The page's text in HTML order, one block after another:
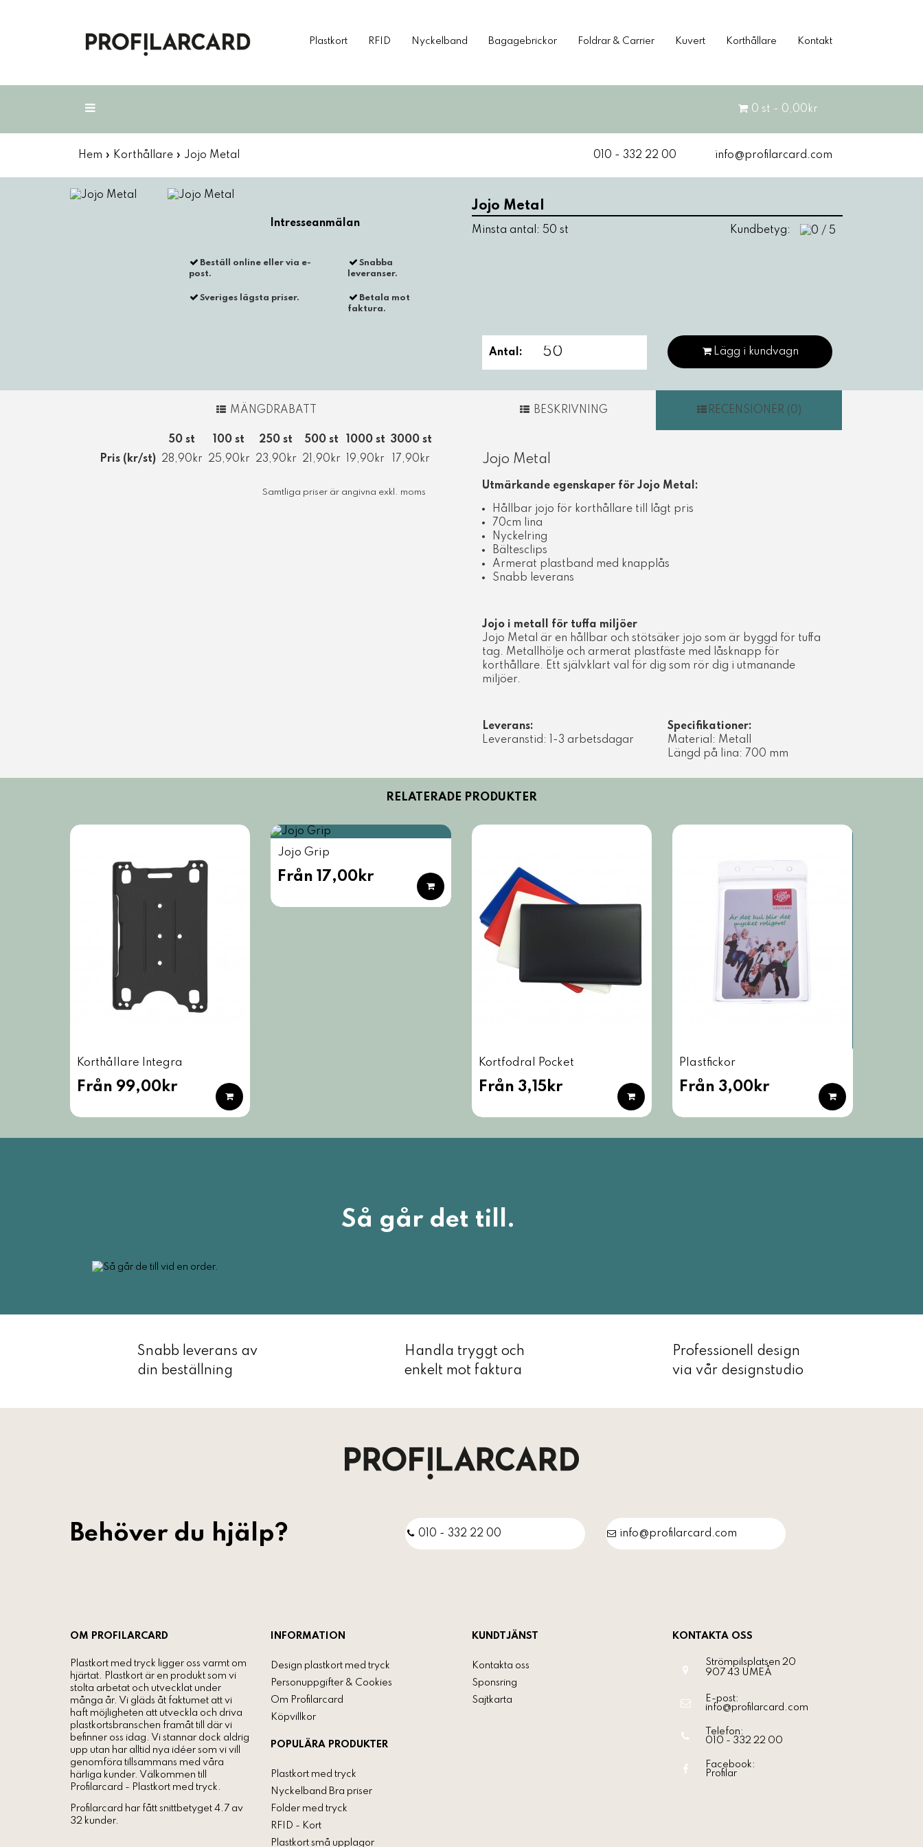
Plastkort RFID Nyckelband Bagagebrickor Foldrar & Carrier Kuvert Korthållare Kontakt
Plastkort med tryck
RFID
Folierade påsar
Bagagebrickor
0 st - 0,00kr
Hem » Korthållare » Jojo Metal 010 - 332 22 00 info@profilarcard.com
Beställ online eller via e-
post.
Sveriges lägsta priser.
Snabba
leveranser.
Betala mot
faktura.
Jojo Metal
Minsta antal: 50 st Kundbetyg:
Antal: Lägg i kundvagn
MÄNGDRABATT
50 st 100 st 250 st 500 st 1000 st 3000 st
Pris (kr/st) 28,90kr 25,90kr 23,90kr 21,90kr 19,90kr 17,90kr
Samtliga priser är angivna exkl. moms
BESKRIVNING RECENSIONER (0)
Jojo Metal
Utmärkande egenskaper för Jojo Metal:
Hållbar jojo för korthållare till lågt pris
70cm lina
Nyckelring
Bältesclips
Armerat plastband med knapplås
Snabb leverans
Jojo i metall för tuffa miljöer
Jojo Metal är en hållbar och stötsäker jojo som är byggd för tuffa
tag. Metallhölje och armerat plastfäste med låsknapp för
korthållare. Ett självklart val för dig som rör dig i utmanande
miljöer.
Leverans:
Leveranstid: 1-3 arbetsdagar
Specifikationer:
Material: Metall
Längd på lina: 700 mm
RELATERADE PRODUKTER
Korthållare Integra
Från 99,00kr
Jojo Grip
Från 17,00kr
Kortfodral Pocket
Från 3,15kr
Plastfickor
Från 3,00kr
Så går det till.
Snabb leverans av
din beställning
Handla tryggt och
enkelt mot faktura
Professionell design
via vår designstudio
Behöver du hjälp? 010 - 332 22 00 info@profilarcard.com
OM PROFILARCARD
Plastkort med tryck ligger oss varmt om
hjärtat. Plastkort är en produkt som vi
stolta arbetat och utvecklat under
många år. Vi gläds åt faktumet att vi
haft möjligheten att utveckla och driva
plastkortsbranschen framåt till där vi
befinner oss idag. Vi stannar dock aldrig
upp utan har alltid nya idéer som vi vill
genomföra tillsammans med våra
härliga kunder. Välkommen till
Profilarcard - Plastkort med tryck.
Profilarcard har fått snittbetyget 4.7 av
32 kunder.
INFORMATION
Design plastkort med tryck
Personuppgifter & Cookies
Om Profilarcard
Köpvillkor
POPULÄRA PRODUKTER
Plastkort med tryck
Nyckelband Bra priser
Folder med tryck
RFID - Kort
Plastkort små upplagor
KUNDTJÄNST
Kontakta oss
Sponsring
Sajtkarta
KONTAKTA OSS
Strömpilsplatsen 20
907 43 UMEÅ
E-post:
info@profilarcard.com
Telefon:
010 - 332 22 00
Facebook:
Profilar